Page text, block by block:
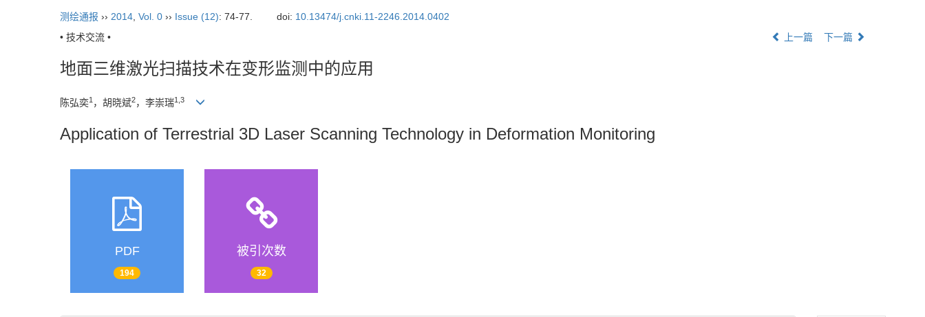
测绘通报 ›› 2014 Vol. 0 ›› Issue (12): 74-77. doi: 10.13474/j.cnki.11-2246.2014.0402
• 技术交流 •
上一篇 下一篇
地面三维激光扫描技术在变形监测中的应用
陈弘奕1 ，胡晓斌2，李崇瑞1,3
Application of Terrestrial 3D Laser Scanning Technology in Deformation Monitoring
PDF
194
被引次数
32